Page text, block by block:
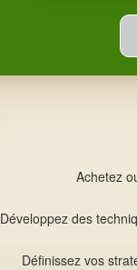
Achetez
Développez des
Définissez vos